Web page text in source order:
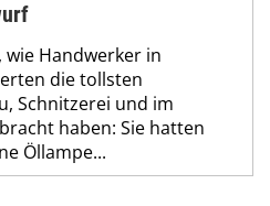
Handwerker in
die tollsten
Schnitzerei und im
haben: Sie hatten
Öllampe...